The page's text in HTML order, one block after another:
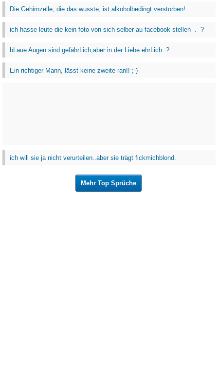
Die Gehirnzelle, die das wusste, ist alkoholbedingt verstorben!
ich hasse leute die kein foto von sich selber au facebook stellen -.- ?
bLaue Augen sind gefährLich,aber in der Liebe ehrLich..?
Ein richtiger Mann, lässt keine zweite ran!! ;-)
ich will sie ja nicht verurteilen..aber sie trägt fickmichblond.
Mehr Top Sprüche